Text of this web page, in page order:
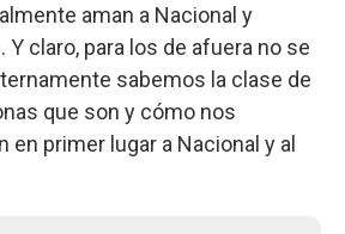
aman a Nacional y
claro, para los de afuera no se
sabemos la clase de
que son y cómo nos
en primer lugar a Nacional y al